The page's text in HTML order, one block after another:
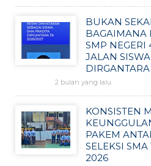
BUKAN
BAGAIMANA
SMP
JALAN
2 bulan yang lalu
KONSISTEN
PAKEM
SELEKSI
2026